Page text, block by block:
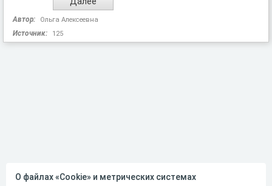
Автор: Ольга Алексеевна
Источник: 125
О файлах «Cookie» и метрических системах